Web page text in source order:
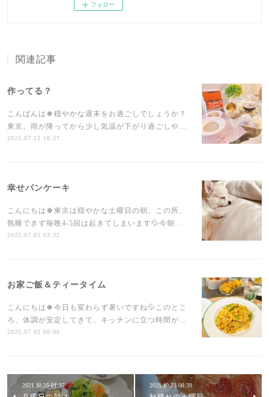
フォロー
関連記事
作ってる？
こんばんは🍀穏やかな週末をお過ごしでしょうか？
東京、雨が降ってから少し気温が下がり過ごしや…
2025.07.12 10:27
幸せパンケーキ
こんにちは🍀東京は穏やかな土曜日の朝。この所、
熟睡できず毎晩4-5回は起きてしまいます💦今朝…
2025.07.05 03:32
お家ご飯＆ティータイム
こんにちは🍀今日も変わらず暑いですね💦このとこ
ろ、体調が安定してきて、キッチンに立つ時間が…
2025.07.02 06:06
2021.10.25 01:37 2021.10.23 08:39